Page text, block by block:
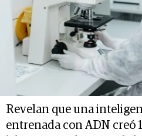
Revelan que una
entrenada con ADN creó